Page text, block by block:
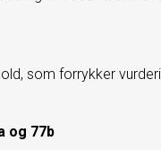
som forrykker
og 77b